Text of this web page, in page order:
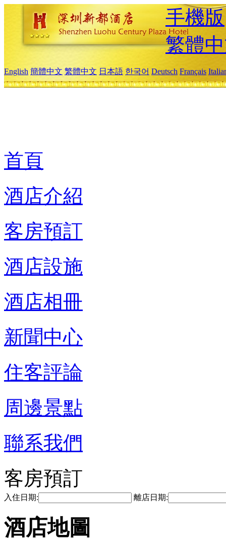
手機版
繁體
English 簡體中文 繁體中文 日本語 한국어 Deutsch Français
首頁
酒店介紹
客房預訂
酒店設施
酒店相冊
新聞中心
住客評論
周邊景點
聯系我們
客房預訂
入住日期: 離店日期:
酒店地圖